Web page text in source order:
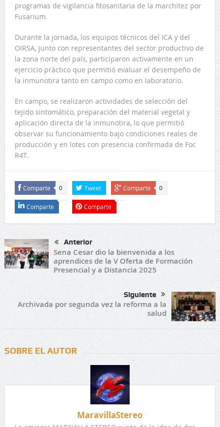
programas de vigilancia fitosanitaria de la marchitez por
Fusarium.
Durante la jornada, los equipos técnicos del ICA y del
OIRSA, junto con representantes del sector productivo de
la zona norte del país, participaron activamente en un
ejercicio práctico que permitió evaluar el desempeño de
la inmunotira tanto en campo como en laboratorio.
En campo, se realizaron actividades de selección del
tejido sintomático, preparación del material vegetal y
aplicación directa de la inmunotira, lo que permitió
observar su funcionamiento bajo condiciones reales de
producción y en lotes con presencia confirmada de Foc
R4T.
Comparte 0 Tweet Comparte 0
Comparte Comparte
Anterior
Sena Cesar dio la bienvenida a los
aprendices de la V Oferta de Formación
Presencial y a Distancia 2025
Siguiente
Archivada por segunda vez la reforma a la
salud
SOBRE EL AUTOR
MaravillaStereo